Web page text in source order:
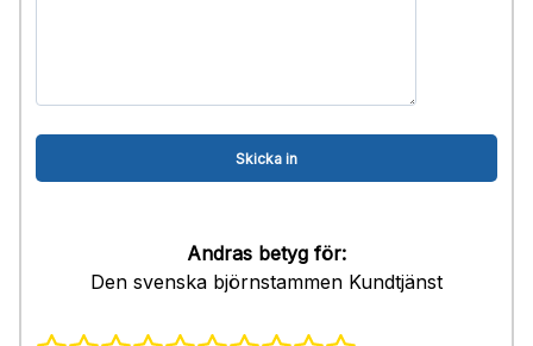
Andras betyg för:
Den svenska björnstammen Kundtjänst